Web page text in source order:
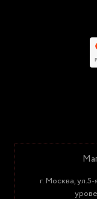
г. Москва,